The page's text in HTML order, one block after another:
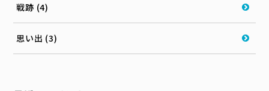
戦跡 (4)
思い出 (3)